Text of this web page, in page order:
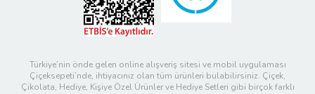
Türkiye’nin önde gelen online alışveriş sitesi ve mobil uygulaması
Çiçeksepeti’nde, ihtiyacınız olan tüm ürünleri bulabilirsiniz. Çiçek,
Çikolata, Hediye, Kişiye Özel Ürünler ve Hediye Setleri gibi birçok farklı